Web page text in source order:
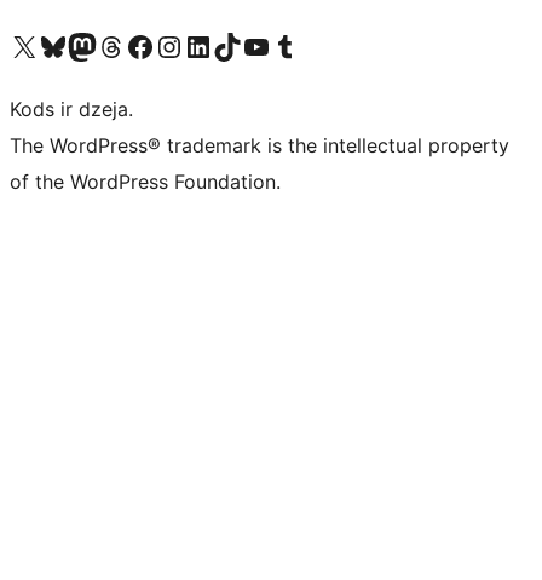
Apmeklējiet mūsu X (agrāk Twitter) kontu
Apmeklējiet mūsu Bluesky kontu
Apmeklējiet mūsu Mastodon kontu
Apmeklējiet mūsu Threads kontu
Apmeklējiet mūsu Facebook lapuApmeklējiet mūsu Instagram kontu
Apmeklējiet mūsu LinkedIn kontu
Apmeklējiet mūsu TikTok kontu
Apmeklējiet mūsu YouTube kanālu
Apmeklējiet mūsu Tumblr kontu
Kods ir dzeja.
The WordPress® trademark is the intellectual property
of the WordPress Foundation.